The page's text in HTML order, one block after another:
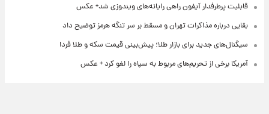
قابلیت پرطرفدار آیفون راهی رایانه‌های ویندوزی شد+ عکس
بقایی درباره مذاکرات تهران و مسقط بر سر تنگه هرمز توضیح داد
سیگنال‌های جدید برای بازار طلا؛ پیش‌بینی قیمت سکه و طلا فردا
آمریکا برخی از تحریم‌های مربوط به سپاه را لغو کرد + عکس